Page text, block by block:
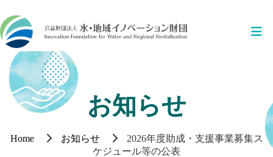
お知らせ
Home お知らせ
2026年度助成・支援事業募集ス
ケジュール等の公表